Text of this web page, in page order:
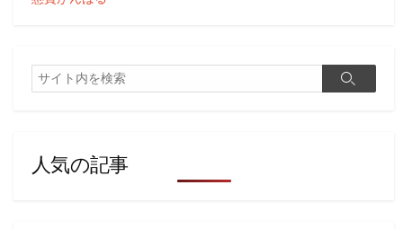
検
索
検
人気の記事